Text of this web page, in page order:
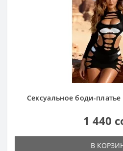
Сексуальное боди-
1 440
В